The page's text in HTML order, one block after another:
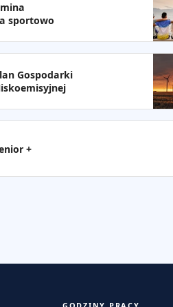
sportowo
Gospodarki
+